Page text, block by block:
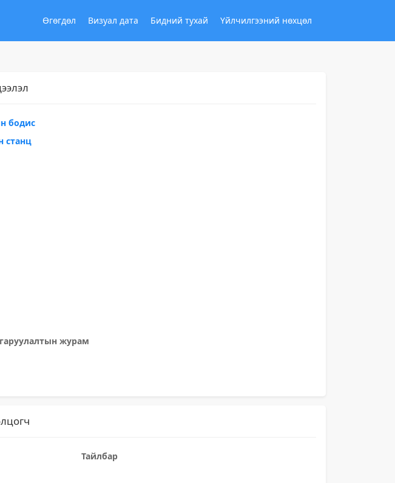
Өгөгдөл Визуал дата Бидний тухай Үйлчилгээний нөхцөл
бодис
станц
журам
Тайлбар